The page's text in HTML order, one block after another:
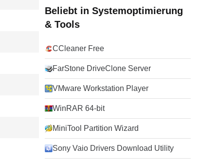
Beliebt in Systemoptimierung
& Tools
CCleaner Free
FarStone DriveClone Server
VMware Workstation Player
WinRAR 64-bit
MiniTool Partition Wizard
Sony Vaio Drivers Download Utility